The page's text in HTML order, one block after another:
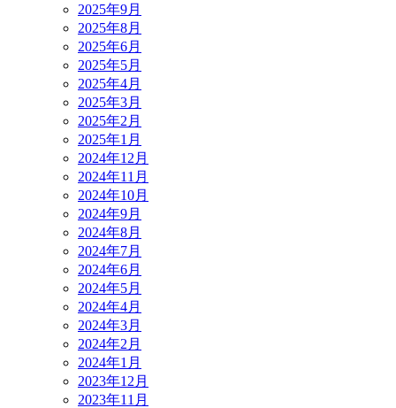
2025年9月
2025年8月
2025年6月
2025年5月
2025年4月
2025年3月
2025年2月
2025年1月
2024年12月
2024年11月
2024年10月
2024年9月
2024年8月
2024年7月
2024年6月
2024年5月
2024年4月
2024年3月
2024年2月
2024年1月
2023年12月
2023年11月